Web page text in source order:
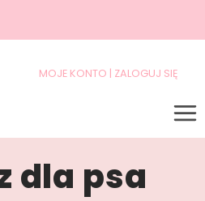
MOJE KONTO | ZALOGUJ SIĘ
dla psa